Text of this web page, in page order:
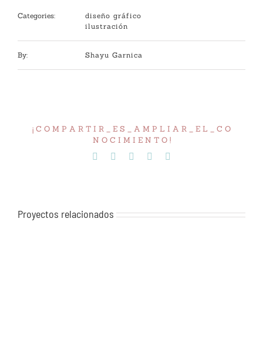
Categories:
diseño gráfico
ilustración
By: Shayu Garnica
¡ C O M P A R T I R _ E S _ A M P L I A R _ E L _ C O
N O C I M I E N T O !
Facebook
TwitterTumblrPinterest
Proyectos relacionados